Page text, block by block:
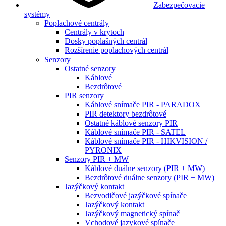
Zabezpečovacie
systémy
Poplachové centrály
Centrály v krytoch
Dosky poplašných centrál
Rozšírenie poplachových centrál
Senzory
Ostatné senzory
Káblové
Bezdrôtové
PIR senzory
Káblové snímače PIR - PARADOX
PIR detektory bezdrôtové
Ostatné káblové senzory PIR
Káblové snímače PIR - SATEL
Káblové snímače PIR - HIKVISION /
PYRONIX
Senzory PIR + MW
Káblové duálne senzory (PIR + MW)
Bezdrôtové duálne senzory (PIR + MW)
Jazýčkový kontakt
Bezvodičové jazýčkové spínače
Jazýčkový kontakt
Jazýčkový magnetický spínač
Vchodové jazykové spínače